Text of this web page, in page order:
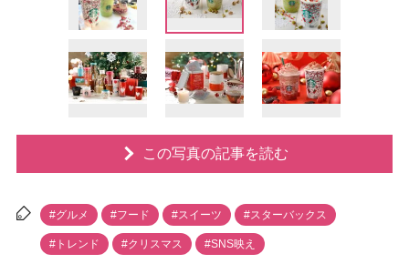
この写真の記事を読む
#グルメ #フード #スイーツ #スターバックス
#トレンド #クリスマス #SNS映え